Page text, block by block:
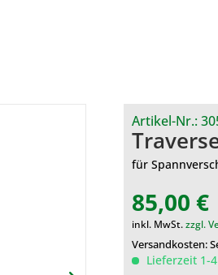
Artikel-Nr.:
für
85,00 €
inkl. MwSt.zzgl.
Versandkosten:
Lieferzeit 1-